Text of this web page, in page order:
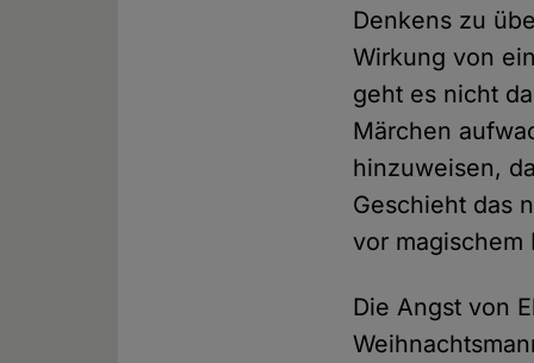
Denkens zu
Wirkung von
geht es nicht
Märchen
hinzuweisen,
Geschieht das
vor magischem
Die Angst von